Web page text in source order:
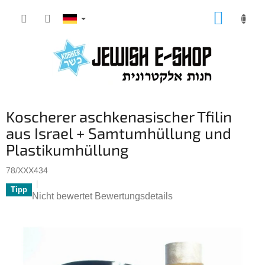
Inhalt
Koscherer aschkenasischer Tfilin
aus Israel + Samtumhüllung und
Plastikumhüllung
78/XXX434
Tipp
Die
Nicht bewertet Bewertungsdetails